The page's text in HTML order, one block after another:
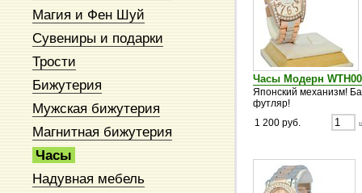
Магия и Фен Шуй
Сувениры и подарки
Трости
Бижутерия
Мужская бижутерия
Магнитная бижутерия
Часы
Надувная мебель
Часы Модерн
Японский механизм!
футляр!
1 200 руб.